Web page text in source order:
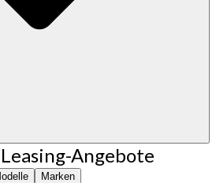
Angebote
Marken